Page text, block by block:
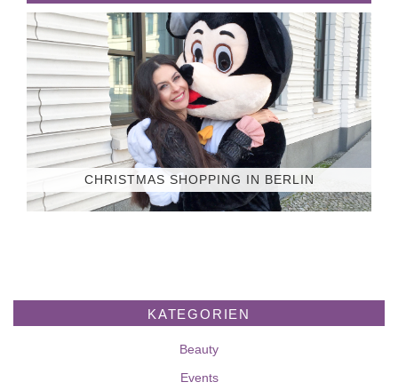
CHRISTMAS SHOPPING IN BERLIN
KATEGORIEN
Beauty
Events